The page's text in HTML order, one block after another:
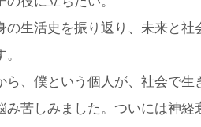
の生活史を振り返り、未来と社
ら、僕という個人が、社会で生
み苦しみました。ついには神経